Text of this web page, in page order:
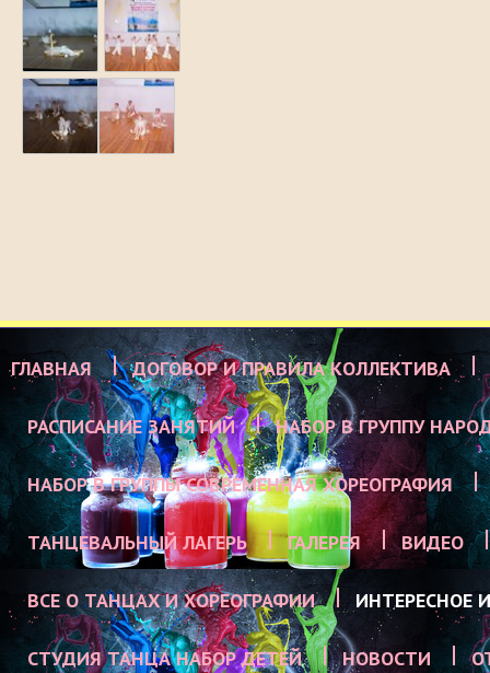
ГЛАВНАЯ ДОГОВОР И ПРАВИЛА КОЛЛЕКТИВА
РАСПИСАНИЕ ЗАНЯТИЙ НАБОР В ГРУППУ
НАБОР В ГРУППЫ СОВРЕМЕННАЯ ХОРЕОГРАФИЯ
ТАНЦЕВАЛЬНЫЙ ЛАГЕРЬ ГАЛЕРЕЯ ВИДЕО
ВСЕ О ТАНЦАХ И ХОРЕОГРАФИИ ИНТЕРЕСНОЕ
СТУДИЯ ТАНЦА НАБОР ДЕТЕЙ НОВОСТИ